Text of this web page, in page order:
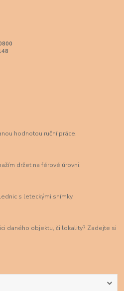
hodnotou ruční práce.
držet na férové úrovni.
s leteckými snímky.
daného objektu, či lokality? Zadejte si